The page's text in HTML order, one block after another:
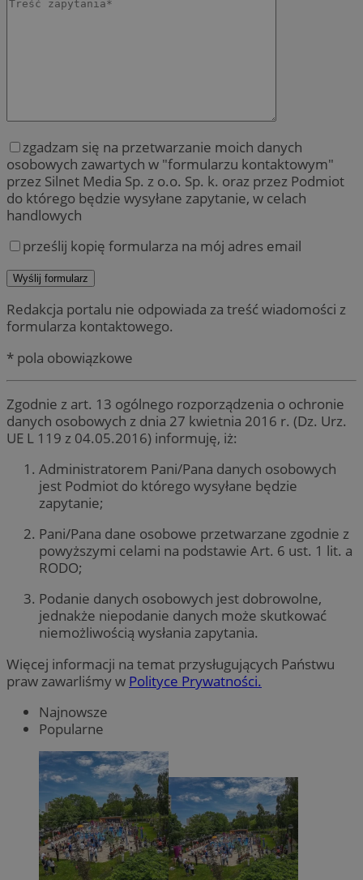
zgadzam się na przetwarzanie moich danych
osobowych zawartych w "formularzu kontaktowym"
przez Silnet Media Sp. z o.o. Sp. k. oraz przez Podmiot
do którego będzie wysyłane zapytanie, w celach
handlowych
prześlij kopię formularza na mój adres email
Redakcja portalu nie odpowiada za treść wiadomości z
formularza kontaktowego.
* pola obowiązkowe
Zgodnie z art. 13 ogólnego rozporządzenia o ochronie
danych osobowych z dnia 27 kwietnia 2016 r. (Dz. Urz.
UE L 119 z 04.05.2016) informuję, iż:
Administratorem Pani/Pana danych osobowych
jest Podmiot do którego wysyłane będzie
zapytanie;
Pani/Pana dane osobowe przetwarzane zgodnie z
powyższymi celami na podstawie Art. 6 ust. 1 lit. a
RODO;
Podanie danych osobowych jest dobrowolne,
jednakże niepodanie danych może skutkować
niemożliwością wysłania zapytania.
Więcej informacji na temat przysługujących Państwu
praw zawarliśmy w Polityce Prywatności.
Najnowsze
Popularne